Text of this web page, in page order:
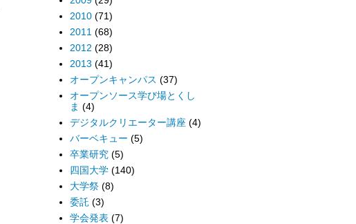
2010 (71)
2011 (68)
2012 (28)
2013 (41)
オープンキャンパス (37)
オープンソース学び場とくし
ま (4)
デジタルクリエーター講座 (4)
バーベキュー (5)
卒業研究 (5)
四国大学 (140)
大学祭 (8)
委託 (3)
学会発表 (7)